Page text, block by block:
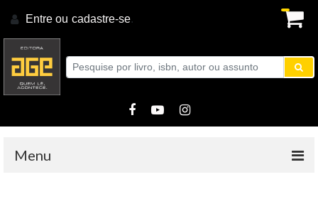
Entre ou cadastre-se.
Menu